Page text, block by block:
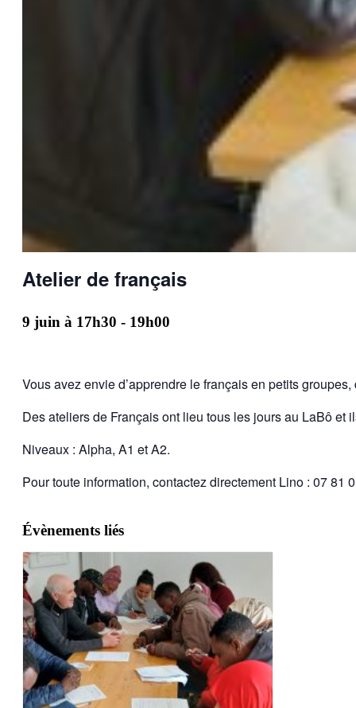
Atelier de français
9 juin à 17h30 - 19h00
Vous avez envie d’apprendre le français en petits
Des ateliers de Français ont lieu tous les jours au LaBô et
Niveaux : Alpha, A1 et A2.
Pour toute information, contactez directement Lino : 07 81
Évènements liés